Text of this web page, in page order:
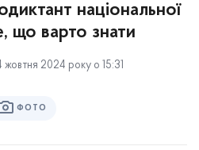
національної
що варто знати
жовтня 2024 року о 15:31
ФОТО